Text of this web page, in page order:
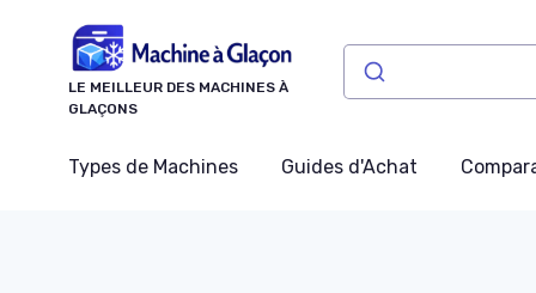
LE MEILLEUR DES MACHINES À
GLAÇONS
Types de Machines Guides d'Achat